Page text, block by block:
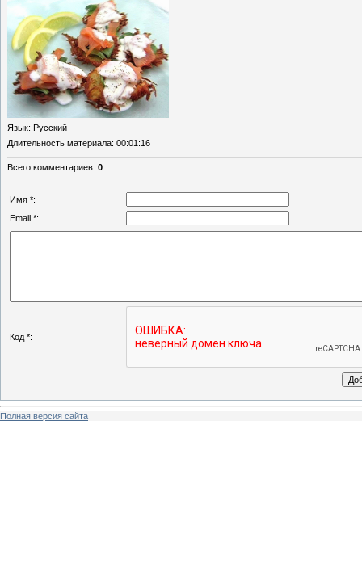
Язык: Русский
Длительность материала: 00:01:16
Всего комментариев: 0
Имя *:
Email *:
Код *:
Полная версия сайта